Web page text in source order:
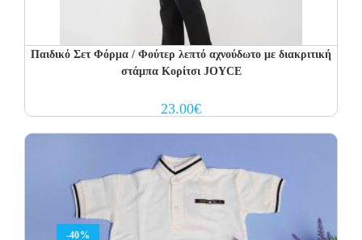
Παιδικό Σετ Φόρμα / Φούτερ λεπτό αχνούδωτο με διακριτική
στάμπα Κορίτσι JOYCE
23.00€
-40%